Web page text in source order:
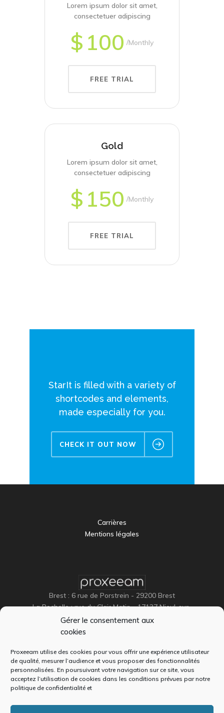
Gérer le consentement aux
cookies
Proxeeam utilise des cookies pour vous offrir une expérience utilisateur
de qualité, mesurer l’audience et vous proposer des fonctionnalités
personnalisées. En poursuivant votre navigation sur ce site, vous
acceptez l’utilisation de cookies dans les conditions prévues par notre
politique de confidentialité et
Lorem ipsum dolor sit amet,
consectetuer adipiscing
$ 100 Monthly
FREE TRIAL
Gold
Lorem ipsum dolor sit amet,
consectetuer adipiscing
$ 150 Monthly
FREE TRIAL
StarIt is filled with a variety of
shortcodes and elements,
made especially for you.
CHECK IT OUT NOW
Carrières
Mentions légales
Brest : 6 rue de Porstrein - 29200 Brest
La Rochelle : rue du Clair Matin - 17137 Nieul-sur-
Mer
Paris (siège) : 47 rue Berger 75001 PARIS
+33 (0)2 98 46 46 44